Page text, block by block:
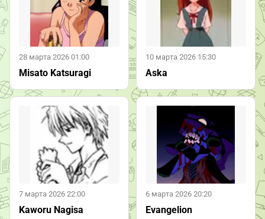
28 марта 2026 01:00
Misato Katsuragi
10 марта 2026 15:30
Aska
7 марта 2026 22:00
Kaworu Nagisa
6 марта 2026 20:20
Evangelion